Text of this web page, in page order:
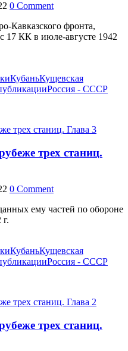
0 Comment
Кавказского фронта,
17 КК в июле-августе 1942
КубаньКущевская
Россия - СССР
трех станиц.
0 Comment
ему частей по обороне
КубаньКущевская
Россия - СССР
трех станиц.